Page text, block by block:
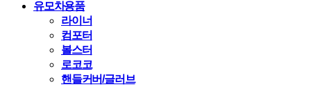
유모차용품
라이너
컴포터
볼스터
로코코
핸들커버/글러브